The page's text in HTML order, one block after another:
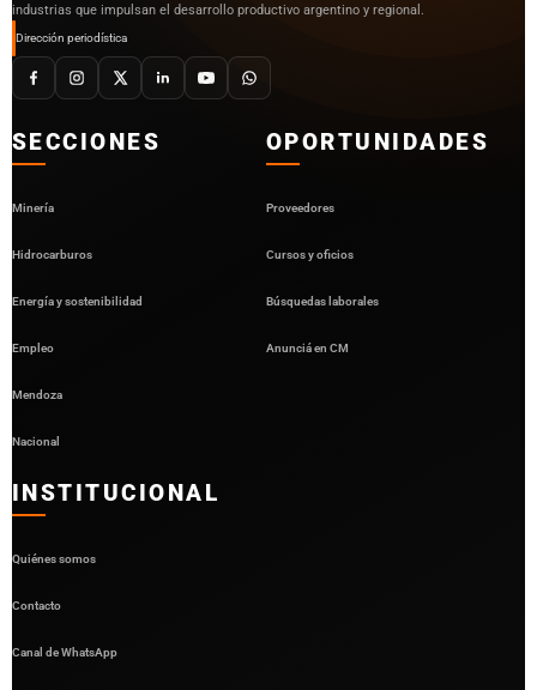
industrias que impulsan el desarrollo productivo argentino y regional.
Dirección periodística
SECCIONES
Minería
Hidrocarburos
Energía y sostenibilidad
Empleo
Mendoza
Nacional
OPORTUNIDADES
Proveedores
Cursos y oficios
Búsquedas laborales
Anunciá en CM
INSTITUCIONAL
Quiénes somos
Contacto
Canal de WhatsApp